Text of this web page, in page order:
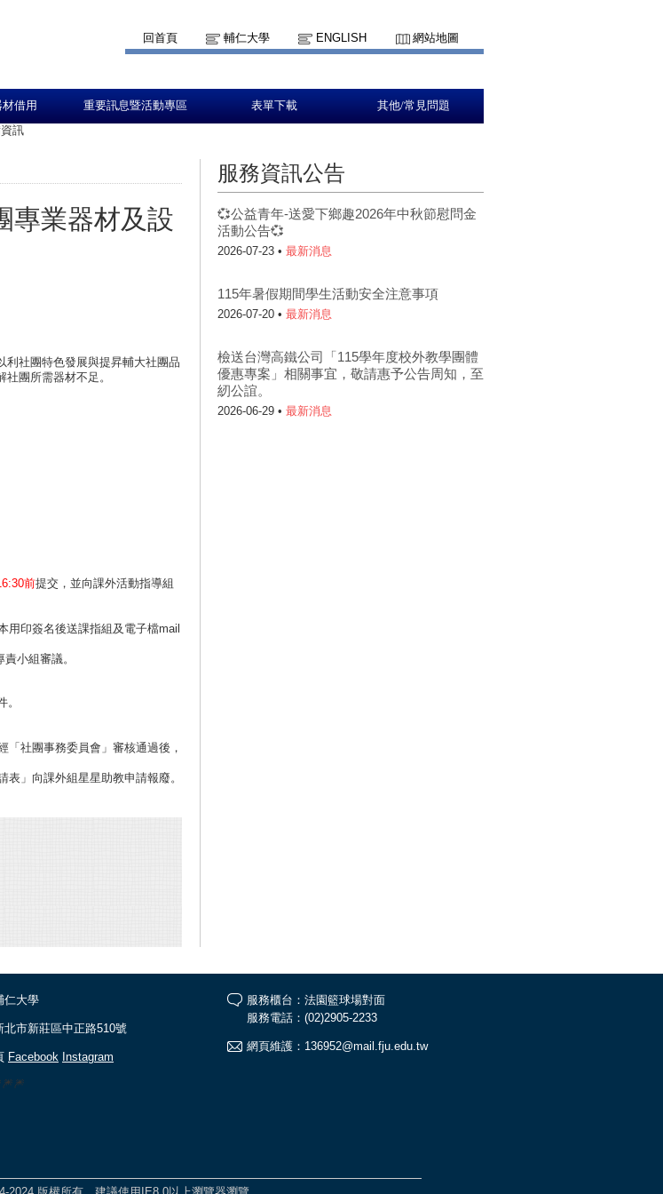
回首頁 輔仁大學 ENGLISH 網站地圖
借用 重要訊息暨活動專區 表單下載 其他/常見問題
訊
專業器材及設
利社團特色發展與提昇輔大社團品
團所需器材不足。
前提交，並向課外活動指導組
用印簽名後送課指組及電子檔mail
小組審議。
社團事務委員會」審核通過後，
」向課外組星星助教申請報廢。
服務資訊公告
💞公益青年-送愛下鄉趣2026年中秋節慰問金
活動公告💞
2026-07-23 • 最新消息
115年暑假期間學生活動安全注意事項
2026-07-20 • 最新消息
檢送台灣高鐵公司「115學年度校外教學團體
優惠專案」相關事宜，敬請惠予公告周知，至
紉公誼。
2026-06-29 • 最新消息
仁大學
北市新莊區中正路510號
Facebook Instagram
服務櫃台：法園籃球場對面
服務電話：(02)2905-2233
網頁維護：136952@mail.fju.edu.tw